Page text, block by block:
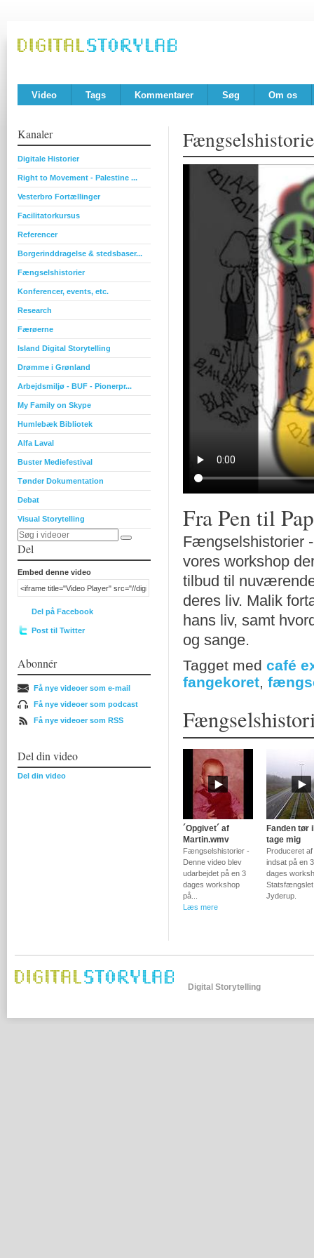
Video Tags Kommentarer Søg Om os
Kanaler
Digitale Historier
Right to Movement - Palestine ...
Vesterbro Fortællinger
Facilitatorkursus
Referencer
Borgerinddragelse & stedsbaser...
Fængselshistorier
Konferencer, events, etc.
Research
Færøerne
Island Digital Storytelling
Drømme i Grønland
Arbejdsmiljø - BUF - Pionerpr...
My Family on Skype
Humlebæk Bibliotek
Alfa Laval
Buster Mediefestival
Tønder Dokumentation
Debat
Visual Storytelling
Del
Embed denne video
Del på Facebook
Post til Twitter
Abonnér
Få nye videoer som e-mail
Få nye videoer som podcast
Få nye videoer som RSS
Del din video
Del din video
Fra Pen til
Fængselshistorier
vores workshop
tilbud til
deres liv. Malik
hans liv, samt
og sange.
Tagget med café
fangekoret,
´Opgivet´ af
Martin.wmv
Fængselshistorier -
Denne video blev
udarbejdet på en 3
dages workshop
på...
Læs mere
Fanden tør
tage mig
Produceret af
indsat på en 3
dages
Statsfængslet
Jyderup.
Digital Storytelling